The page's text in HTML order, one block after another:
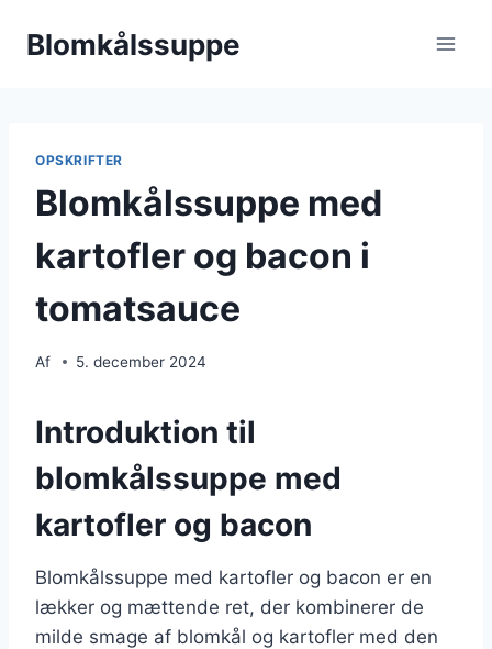
Blomkålssuppe
OPSKRIFTER
Blomkålssuppe med
kartofler og bacon i
tomatsauce
Af 5. december 2024
Introduktion til
blomkålssuppe med
kartofler og bacon
Blomkålssuppe med kartofler og bacon er en
lækker og mættende ret, der kombinerer de
milde smage af blomkål og kartofler med den